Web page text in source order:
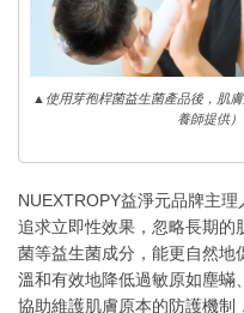
▲使用芽孢桿菌益生菌產品後，肌
養師提供）
NUEXTROPY益淨元品牌主
追求立即性效果，忽略長期的
菌等益生菌成分，能更自然地
溫和有效地降低過敏原如塵蟎
協助維護肌膚原本的防護機制